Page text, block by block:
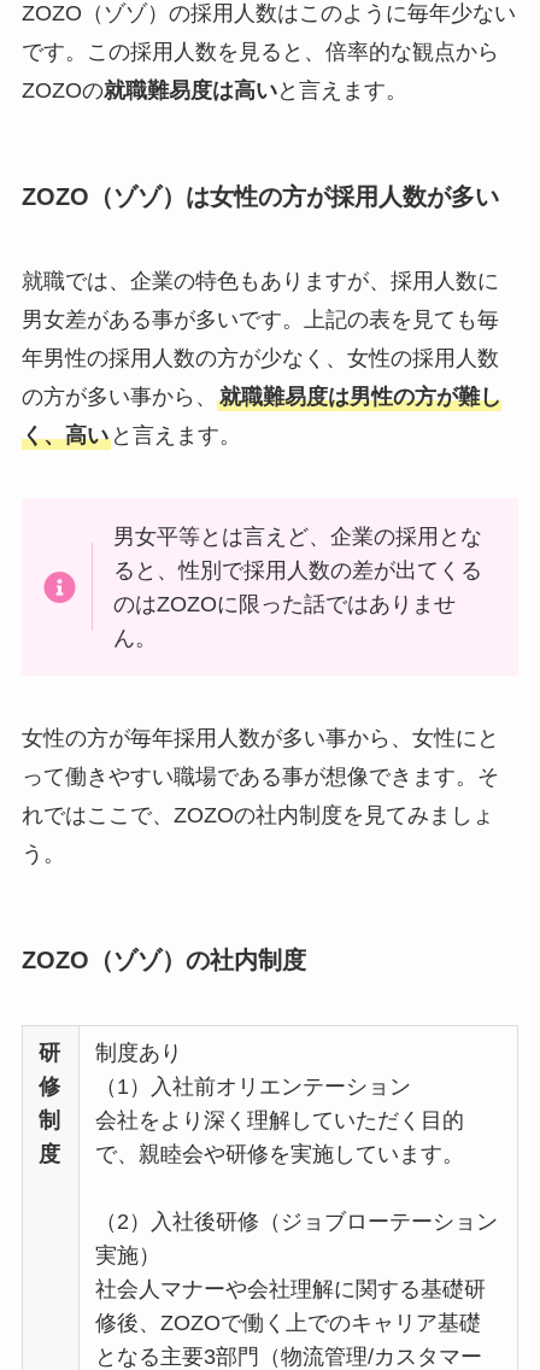
ZOZO（ゾゾ）の採用人数はこのように毎年少ない
です。この採用人数を見ると、倍率的な観点から
ZOZOの就職難易度は高いと言えます。
ZOZO（ゾゾ）は女性の方が採用人数が多い
就職では、企業の特色もありますが、採用人数に
男女差がある事が多いです。上記の表を見ても毎
年男性の採用人数の方が少なく、女性の採用人数
の方が多い事から、 就職難易度は男性の方が難し
く、高いと言えます。
男女平等とは言えど、企業の採用とな
ると、性別で採用人数の差が出てくる
のはZOZOに限った話ではありませ
ん。
女性の方が毎年採用人数が多い事から、女性にと
って働きやすい職場である事が想像できます。そ
れではここで、ZOZOの社内制度を見てみましょ
う。
ZOZO（ゾゾ）の社内制度
研
修
制
度
制度あり
（1）入社前オリエンテーション
会社をより深く理解していただく目的
で、親睦会や研修を実施しています。
（2）入社後研修（ジョブローテーション
実施）
社会人マナーや会社理解に関する基礎研
修後、ZOZOで働く上でのキャリア基礎
となる主要3部門（物流管理/カスタマー